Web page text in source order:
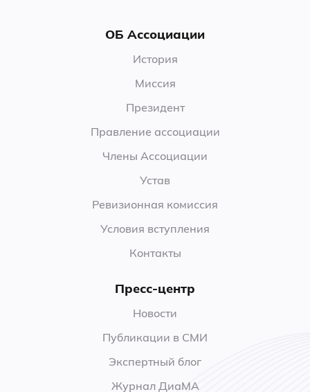
ОБ Ассоциации
История
Миссия
Президент
Правление ассоциации
Члены Ассоциации
Устав
Ревизионная комиссия
Условия вступления
Контакты
Пресс-центр
Новости
Публикации в СМИ
Экспертный блог
Журнал ДиаМА